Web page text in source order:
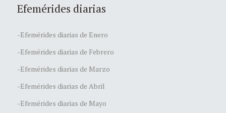
Efemérides diarias
-Efemérides diarias de Enero
-Efemérides diarias de Febrero
-Efemérides diarias de Marzo
-Efemérides diarias de Abril
-Efemérides diarias de Mayo